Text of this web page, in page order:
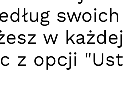
w
z opcji